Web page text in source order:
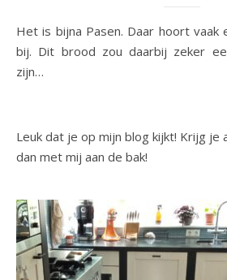
Het is bijna Pasen. Daar hoort vaak een lekker paasbrood
bij. Dit brood zou daarbij zeker
zijn…
Leuk dat je op mijn blog kijkt! Krijg je
dan met mij aan de bak!